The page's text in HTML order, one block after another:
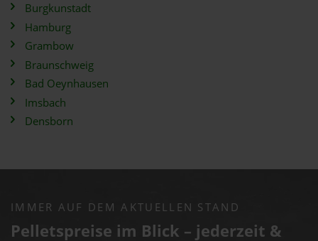
Burgkunstadt
Hamburg
Grambow
Braunschweig
Bad Oeynhausen
Imsbach
Densborn
IMMER AUF DEM AKTUELLEN STAND
Pelletspreise im Blick – jederzeit &